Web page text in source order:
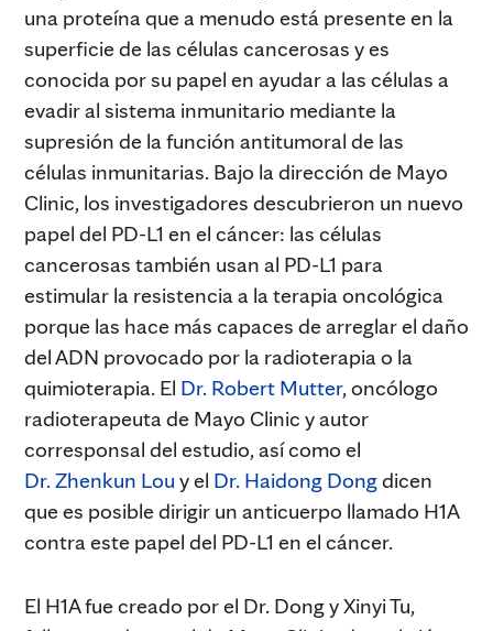
una proteína que a menudo está presente en la
superficie de las células cancerosas y es
conocida por su papel en ayudar a las células a
evadir al sistema inmunitario mediante la
supresión de la función antitumoral de las
células inmunitarias. Bajo la dirección de Mayo
Clinic, los investigadores descubrieron un nuevo
papel del PD-L1 en el cáncer: las células
cancerosas también usan al PD-L1 para
estimular la resistencia a la terapia oncológica
porque las hace más capaces de arreglar el daño
del ADN provocado por la radioterapia o la
quimioterapia. El Dr. Robert Mutter, oncólogo
radioterapeuta de Mayo Clinic y autor
corresponsal del estudio, así como el
Dr. Zhenkun Lou y el Dr. Haidong Dongdicen
que es posible dirigir un anticuerpo llamado H1A
contra este papel del PD-L1 en el cáncer.
El H1A fue creado por el Dr. Dong y Xinyi Tu,